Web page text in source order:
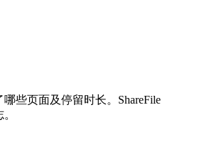
些页面及停留时长。ShareFile